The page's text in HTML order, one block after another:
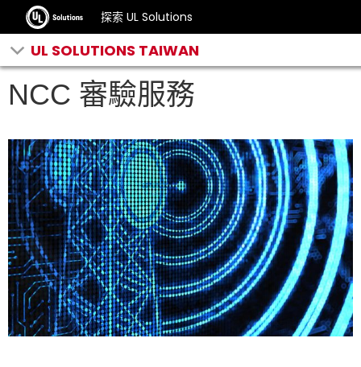
探索 UL Solutions
UL SOLUTIONS TAIWAN
NCC 審驗服務